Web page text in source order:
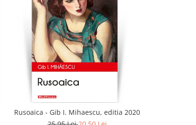
Rusoaica - Gib I. Mihaescu, editia 2020